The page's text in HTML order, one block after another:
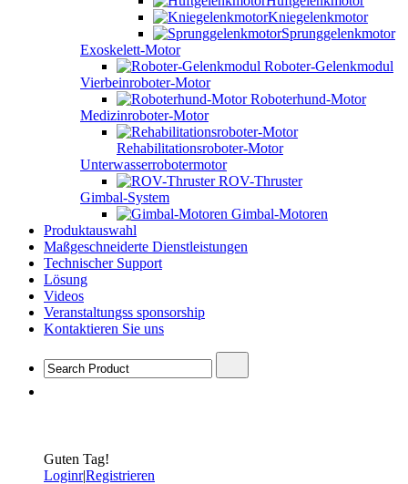
Kniegelenkmotor
Sprunggelenkmotor
Exoskelett-Motor
Roboter-Gelenkmodul
Vierbeinroboter-Motor
Roboterhund-Motor
Medizinroboter-Motor
Rehabilitationsroboter-Motor
Unterwasserrobotermotor
ROV-Thruster
Gimbal-System
Gimbal-Motoren
Produktauswahl
Maßgeschneiderte Dienstleistungen
Technischer Support
Lösung
Videos
Veranstaltungss sponsorship
Kontaktieren Sie uns
Guten Tag!
Loginr|Registrieren